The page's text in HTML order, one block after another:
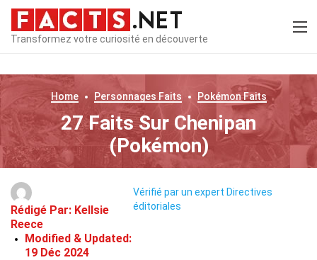
Transformez votre curiosité en découverte
Home Personnages Faits PokémonFaits
27 Faits Sur Chenipan
(Pokémon)
Rédigé Par: Kellsie
Reece
Modified & Updated:
19 Déc 2024
Vérifié par un expert Directives
éditoriales